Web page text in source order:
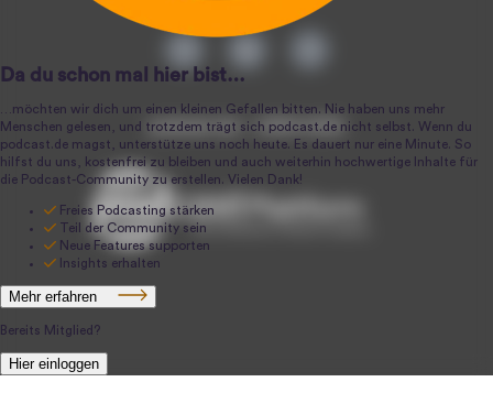
podcast.de ~ 2004-2026